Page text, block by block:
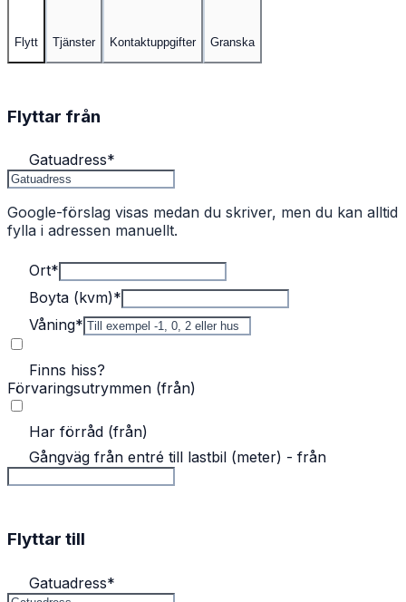
Flytt Tjänster Kontaktuppgifter Granska
Flyttar från
Gatuadress*
Google-förslag visas medan du skriver, men du kan alltid
fylla i adressen manuellt.
Ort*
Boyta (kvm)*
Våning*
Finns hiss?
Förvaringsutrymmen (från)
Har förråd (från)
Gångväg från entré till lastbil (meter) - från
Flyttar till
Gatuadress*